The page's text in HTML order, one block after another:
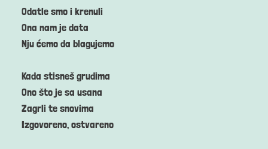
Odatle smo i krenuli
Ona nam je data
Nju ćemo da blagujemo
Kada stisneš grudima
Ono što je sa usana
Zagrli te snovima
Izgovoreno, ostvareno